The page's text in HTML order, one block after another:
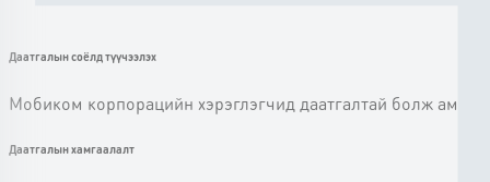
Даатгалын соёлд түүчээлэх
Мобиком корпорацийн хэрэглэгчид даатгалтай болж
Даатгалын хамгаалалт